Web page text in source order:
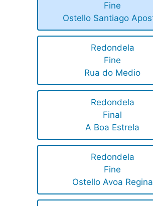
Fine
Ostello Santiago
Redondela
Fine
Rua do Medio
Redondela
Final
A Boa Estrela
Redondela
Fine
Ostello Avoa Regina